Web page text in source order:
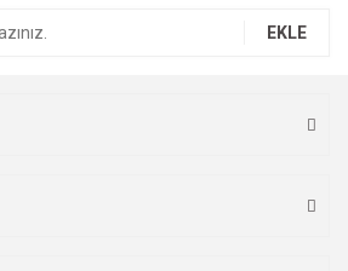
EKLE